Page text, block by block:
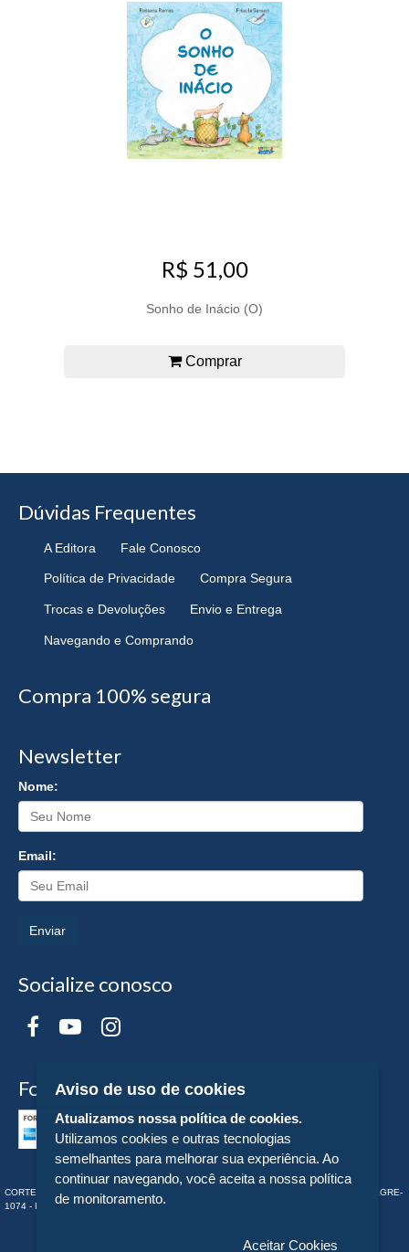
R$ 51,00
Sonho de Inácio (O)
Comprar
Dúvidas Frequentes
A Editora Fale Conosco
Política de Privacidade Compra Segura
Trocas e Devoluções Envio e Entrega
Navegando e Comprando
Compra 100% segura
Newsletter
Nome:
Email:
Enviar
Socialize conosco
Formas de Pagamento
CORTEZ EDITORA E LIVRARIA LTDA - CNPJ n° 43.003.409/0001-74 - RUA MONTE ALEGRE-
1074 - PERDIZES - SP - Tel:. (11) 98549-2448
Aviso de uso de cookies
Atualizamos nossa política de cookies.
Utilizamos cookies e outras tecnologias
semelhantes para melhorar sua experiência. Ao
continuar navegando, você aceita a nossa política
de monitoramento.
Aceitar Cookies